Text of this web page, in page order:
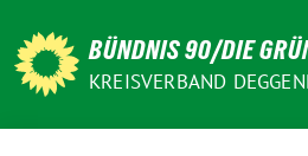
zum
Inhalt
BÜNDNIS 90/DIE
KREISVERBAND